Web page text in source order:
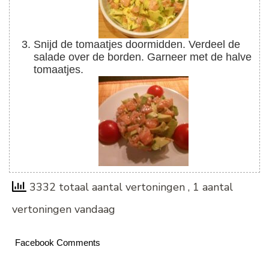
Snijd de tomaatjes doormidden. Verdeel de
salade over de borden. Garneer met de halve
tomaatjes.
3332 totaal aantal vertoningen , 1 aantal
vertoningen vandaag
Facebook Comments